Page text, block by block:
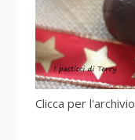
Clicca per l'archivio